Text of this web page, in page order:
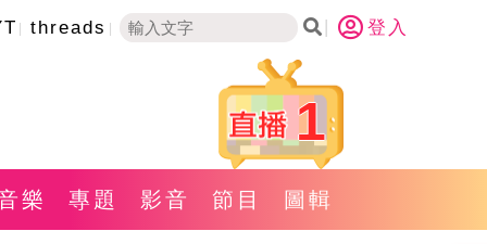
threads 登入
1
樂 專題 影音 節目 圖輯